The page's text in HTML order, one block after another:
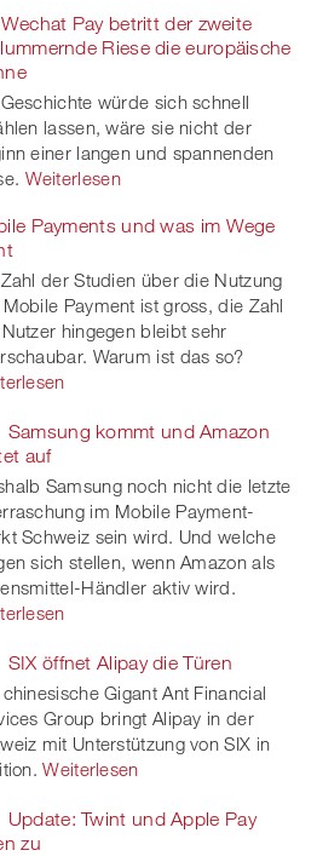
Pay betritt der zweite
Riese die europäische
würde sich schnell
lassen, wäre sie nicht der
einer langen und spannenden
Weiterlesen
Payments und was im Wege
der Studien über die Nutzung
Payment ist gross, die Zahl
hingegen bleibt sehr
Warum ist das so?
Samsung kommt und Amazon
auf
Samsung noch nicht die letzte
im Mobile Payment-
Schweiz sein wird. Und welche
sich stellen, wenn Amazon als
Händler aktiv wird.
SIX öffnet Alipay die Türen
Gigant Ant Financial
Group bringt Alipay in der
mit Unterstützung von SIX in
Weiterlesen
Update: Twint und Apple Pay
zu